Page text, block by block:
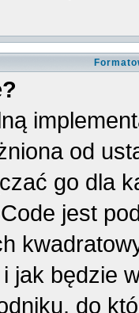
od
go dla
jest
jak będzie
do